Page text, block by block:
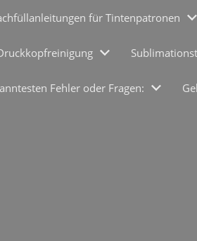
für Tintenpatronen
Fehler oder Fragen: